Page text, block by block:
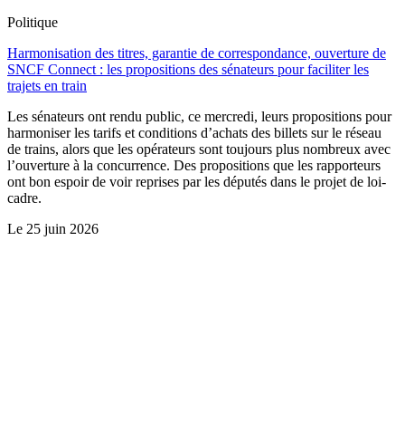
Politique
Harmonisation des titres, garantie de correspondance, ouverture de
SNCF Connect : les propositions des sénateurs pour faciliter les
trajets en train
Les sénateurs ont rendu public, ce mercredi, leurs propositions pour
harmoniser les tarifs et conditions d’achats des billets sur le réseau
de trains, alors que les opérateurs sont toujours plus nombreux avec
l’ouverture à la concurrence. Des propositions que les rapporteurs
ont bon espoir de voir reprises par les députés dans le projet de loi-
cadre.
Le 25 juin 2026